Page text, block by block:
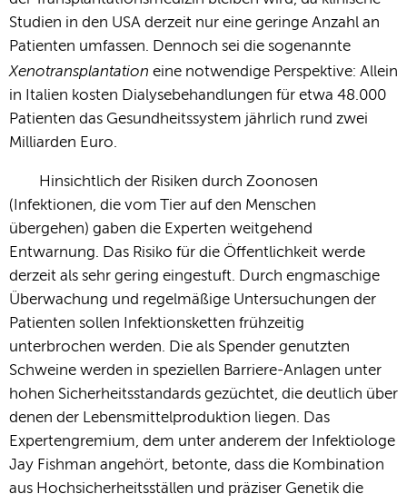
Studien in den USA derzeit nur eine geringe Anzahl an
Patienten umfassen. Dennoch sei die sogenannte
Xenotransplantation eine notwendige Perspektive: Allein
in Italien kosten Dialysebehandlungen für etwa 48.000
Patienten das Gesundheitssystem jährlich rund zwei
Milliarden Euro.
Hinsichtlich der Risiken durch Zoonosen
(Infektionen, die vom Tier auf den Menschen
übergehen) gaben die Experten weitgehend
Entwarnung. Das Risiko für die Öffentlichkeit werde
derzeit als sehr gering eingestuft. Durch engmaschige
Überwachung und regelmäßige Untersuchungen der
Patienten sollen Infektionsketten frühzeitig
unterbrochen werden. Die als Spender genutzten
Schweine werden in speziellen Barriere-Anlagen unter
hohen Sicherheitsstandards gezüchtet, die deutlich über
denen der Lebensmittelproduktion liegen. Das
Expertengremium, dem unter anderem der Infektiologe
Jay Fishman angehört, betonte, dass die Kombination
aus Hochsicherheitsställen und präziser Genetik die